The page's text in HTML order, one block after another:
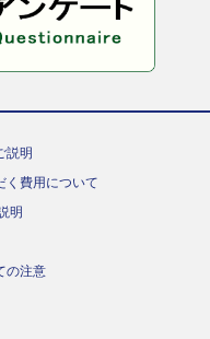
説明
く費用について
明
の注意